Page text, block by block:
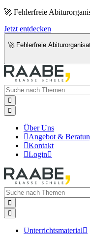
🚀 Fehlerfreie
Jetzt entdecken
🚀 Fehlerfreie


Über Uns
Angebot &
Kontakt
Login


Unterrichtsmaterial